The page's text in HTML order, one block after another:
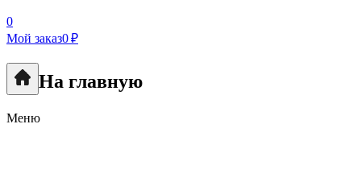
0
Мой заказ0 ₽
На главную
Меню